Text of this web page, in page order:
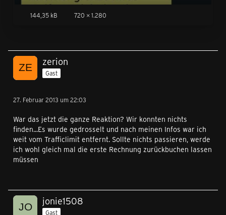
144,35 kB 720 × 1.280
zerion
Gast
27. Februar 2013 um 22:03
War das jetzt die ganze Reaktion? Wir konnten nichts
finden...Es wurde gedrosselt und nach meinen Infos war ich
weit vom Trafficlimit entfernt. Sollte nichts passieren, werde
ich wohl gleich mal die erste Rechnung zurückbuchen lassen
müssen
jonie1508
Gast